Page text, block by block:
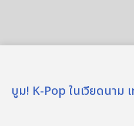
บูม! K-Pop ในเวียดนาม